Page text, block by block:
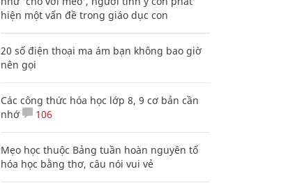
hiện một vấn đề trong giáo dục con
20 số điện thoại ma ám bạn không bao giờ
nên gọi
Các công thức hóa học lớp 8, 9 cơ bản cần
nhớ
106
Mẹo học thuộc Bảng tuần hoàn nguyên tố
hóa học bằng thơ, câu nói vui vẻ